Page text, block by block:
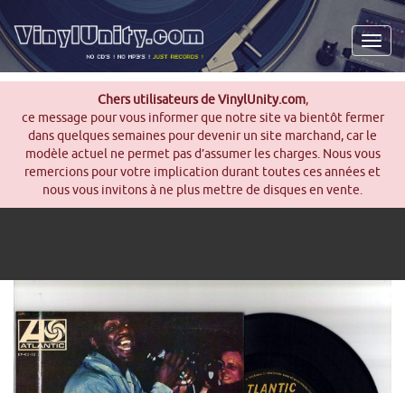
Chers utilisateurs de VinylUnity.com,
ce message pour vous informer que notre site va bientôt fermer
dans quelques semaines pour devenir un site marchand, car le
modèle actuel ne permet pas d’assumer les charges. Nous vous
remercions pour votre implication durant toutes ces années et
nous vous invitons à ne plus mettre de disques en vente.